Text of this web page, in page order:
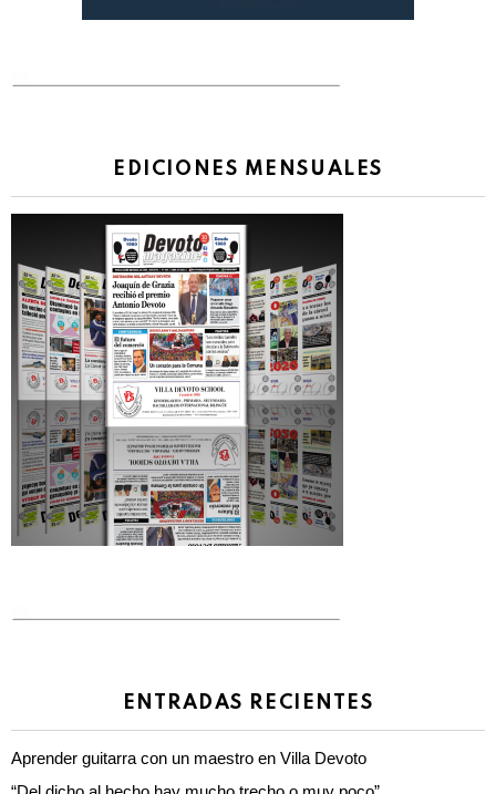
EDICIONES MENSUALES
ENTRADAS RECIENTES
Aprender guitarra con un maestro en Villa Devoto